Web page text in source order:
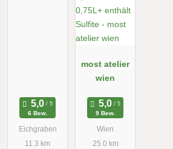
6 Bew.
Eichgraben
11.3 km
most atelier
wien
9 Bew.
Wien
25.0 km